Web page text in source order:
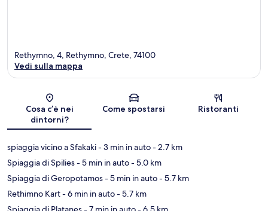
Mappa
Rethymno, 4, Rethymno, Crete, 74100
Vedi sulla mappa
Cosa c’è nei
dintorni?
Come spostarsi Ristoranti
spiaggia vicino a Sfakaki- 3 min in auto- 2.7 km
Spiaggia di Spilies- 5 min in auto- 5.0 km
Spiaggia di Geropotamos- 5 min in auto- 5.7 km
Rethimno Kart- 6 min in auto- 5.7 km